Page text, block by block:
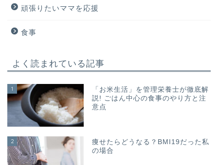
頑張りたいママを応援
食事
よく読まれている記事
1
「お米生活」を管理栄養士が徹底解
説! ごはん中心の食事のやり方と注
意点
2
痩せたらどうなる？BMI19だった私
の場合